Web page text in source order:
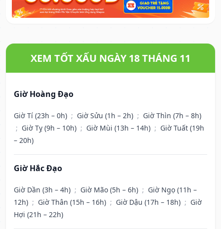
XEM TỐT XẤU NGÀY 18 THÁNG 11
Giờ Hoàng Đạo
Giờ Tí (23h – 0h) ; Giờ Sửu (1h – 2h) ; Giờ Thìn (7h – 8h)
; Giờ Tỵ (9h – 10h) ; Giờ Mùi (13h – 14h) ; Giờ Tuất (19h
– 20h)
Giờ Hắc Đạo
Giờ Dần (3h – 4h) ; Giờ Mão (5h – 6h) ; Giờ Ngọ (11h –
12h) ; Giờ Thân (15h – 16h) ; Giờ Dậu (17h – 18h) ; Giờ
Hợi (21h – 22h)